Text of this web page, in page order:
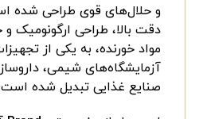
و حلال‌های قوی طراحی شده
دقت بالا، طراحی ارگونومیک و
مواد خورنده، به یکی از
آزمایشگاه‌های شیمی،
صنایع غذایی تبدیل شده